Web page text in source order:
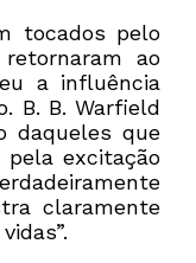
tocados pelo
ao
a influência
B. B. Warfield
daqueles que
excitação
claramente